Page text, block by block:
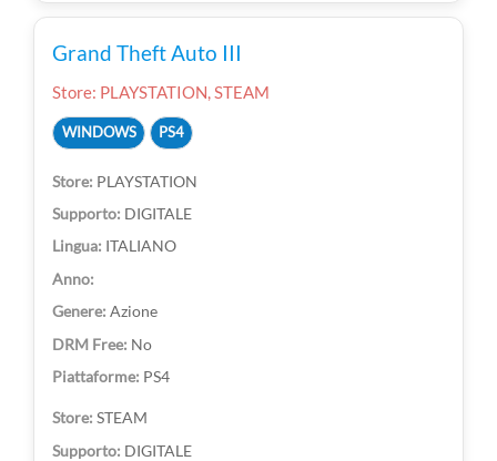
Grand Theft Auto III
Store: PLAYSTATION, STEAM
WINDOWS PS4
PLAYSTATION
DIGITALE
ITALIANO
Azione
No
PS4
STEAM
DIGITALE